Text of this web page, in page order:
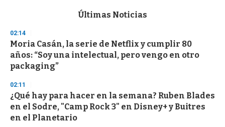
d
s
o
f
3
s
e
c
o
n
Últimas Noticias
02:14
Moria Casán, la serie de Netflix y cumplir 80
años: “Soy una intelectual, pero vengo en otro
packaging”
02:11
¿Qué hay para hacer en la semana? Ruben Blades
en el Sodre, "Camp Rock 3" en Disney+ y Buitres
en el Planetario